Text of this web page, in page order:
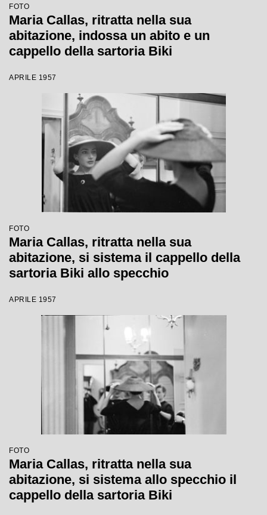
FOTO
Maria Callas, ritratta nella sua
abitazione, indossa un abito e un
cappello della sartoria Biki
APRILE 1957
FOTO
Maria Callas, ritratta nella sua
abitazione, si sistema il cappello della
sartoria Biki allo specchio
APRILE 1957
FOTO
Maria Callas, ritratta nella sua
abitazione, si sistema allo specchio il
cappello della sartoria Biki